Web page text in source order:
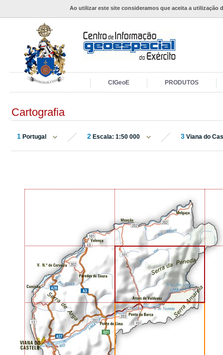
Ao utilizar este site consideramos que aceita a utilização
CIGeoE PRODUTOS
Cartografia
1 Portugal 2 Escala: 1:50 000 3 Viana do